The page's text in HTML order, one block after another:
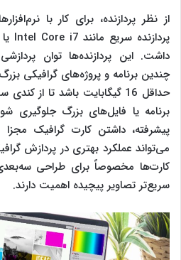
از نظر پردازنده، برای کار با
داشت. این پردازنده‌ها توان
چندین برنامه و پروژه‌های گرافیکی
حداقل 16 گیگابایت باشد تا از
برنامه یا فایل‌های بزرگ جلوگیری
می‌تواند عملکرد بهتری در پردازش
کارت‌ها مخصوصاً برای طراحی
سریع‌تر تصاویر پیچیده اهمیت دارند.